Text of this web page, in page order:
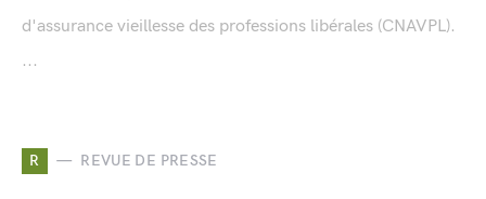
d'assurance vieillesse des professions libérales (CNAVPL).
...
R REVUE DE PRESSE